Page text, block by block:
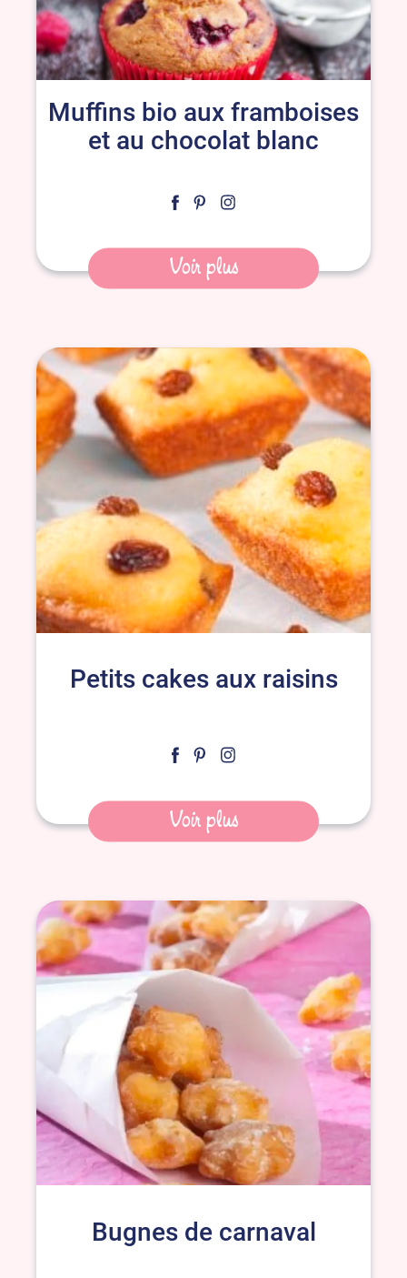
Muffins bio aux framboises
et au chocolat blanc
Voir plus
Petits cakes aux raisins
Voir plus
Bugnes de carnaval